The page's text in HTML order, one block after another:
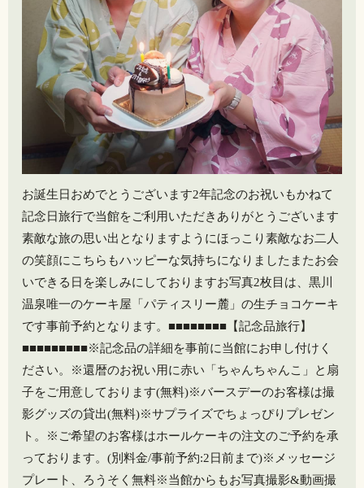
お誕生日おめでとうございます2年記念のお祝いもかねて
記念日旅行で当館をご利用いただきありがとうございます️
素敵な旅の思い出となりますようにほっこり素敵なお二人
の笑顔にこちらもハッピーな気持ちになりましたまたお会
いできる日を楽しみにしておりますお写真2枚目は、黒川
温泉唯一のケーキ屋「パティスリー麓」の生チョコケーキ
です事前予約となります。■■■■■■■■【記念品旅行】
■■■■■■■■■※記念品の詳細を事前に当館にお申し付けく
ださい。※還暦のお祝い用に赤い「ちゃんちゃんこ」と扇
子をご用意しております(無料)※バースデーのお客様は撮
影グッズの貸出(無料)※サプライズでちょっぴりプレゼン
ト。※ご希望のお客様はホールケーキの注文のご予約を承
っております。(別料金/事前予約:2日前まで)※メッセージ
プレート、ろうそく無料※当館からもお写真撮影&動画撮